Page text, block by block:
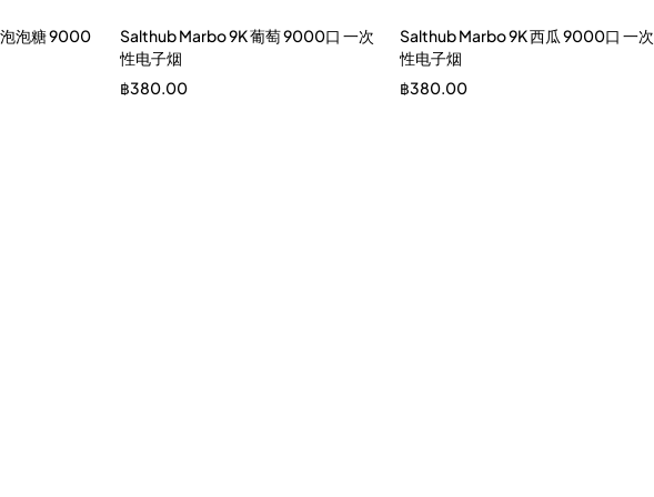
泡糖 9000
Salthub Marbo 9K 葡萄 9000口 一次
性电子烟
฿380.00
Salthub Marbo 9K 西瓜 9000口 一次
性电子烟
฿380.00